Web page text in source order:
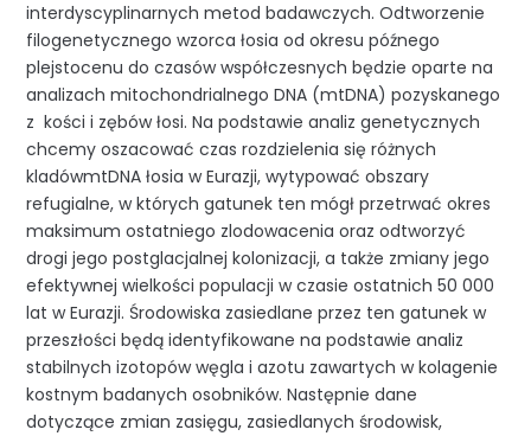
interdyscyplinarnych metod badawczych. Odtworzenie
filogenetycznego wzorca łosia od okresu późnego
plejstocenu do czasów współczesnych będzie oparte na
analizach mitochondrialnego DNA (mtDNA) pozyskanego
z kości i zębów łosi. Na podstawie analiz genetycznych
chcemy oszacować czas rozdzielenia się różnych
kladówmtDNA łosia w Eurazji, wytypować obszary
refugialne, w których gatunek ten mógł przetrwać okres
maksimum ostatniego zlodowacenia oraz odtworzyć
drogi jego postglacjalnej kolonizacji, a także zmiany jego
efektywnej wielkości populacji w czasie ostatnich 50 000
lat w Eurazji. Środowiska zasiedlane przez ten gatunek w
przeszłości będą identyfikowane na podstawie analiz
stabilnych izotopów węgla i azotu zawartych w kolagenie
kostnym badanych osobników. Następnie dane
dotyczące zmian zasięgu, zasiedlanych środowisk,